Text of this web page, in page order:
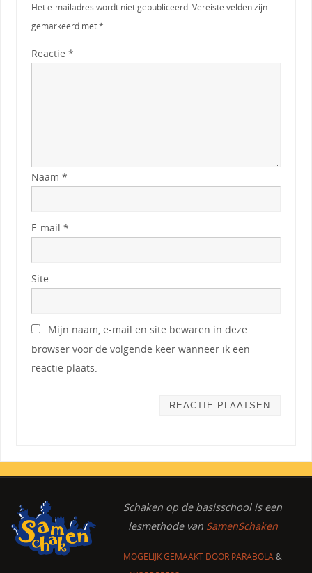
Het e-mailadres wordt niet gepubliceerd.Vereiste velden zijn
gemarkeerd met*
Reactie*
Naam*
E-mail*
Site
Mijn naam, e-mail en site bewaren in deze
browser voor de volgende keer wanneer ik een
reactie plaats.
Schaken op de basisschoolis een
lesmethode van SamenSchaken
MOGELIJK GEMAAKT DOOR PARABOLA&